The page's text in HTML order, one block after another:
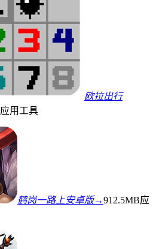
欧拉出行
应用工具
鹤岗一路上安卓版→912.5MB应